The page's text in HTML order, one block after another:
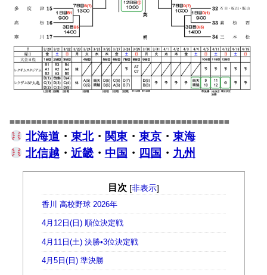
=========================================
北海道・ 東北・ 関東・ 東京・ 東海
北信越・ 近畿・ 中国 ・ 四国 ・ 九州
目次 [非表示]
香川 高校野球 2026年
4月12日(日) 順位決定戦
4月11日(土) 決勝•3位決定戦
4月5日(日) 準決勝